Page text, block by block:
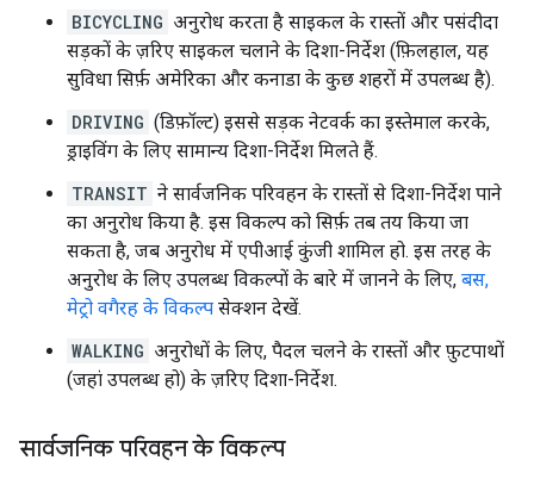
BICYCLING अनुरोध करता है साइकल के रास्तों और पसंदीदा
सड़कों के ज़रिए साइकल चलाने के दिशा-निर्देश (फ़िलहाल, यह
सुविधा सिर्फ़ अमेरिका और कनाडा के कुछ शहरों में उपलब्ध है).
DRIVING (डिफ़ॉल्ट) इससे सड़क नेटवर्क का इस्तेमाल करके,
ड्राइविंग के लिए सामान्य दिशा-निर्देश मिलते हैं.
TRANSIT ने सार्वजनिक परिवहन के रास्तों से दिशा-निर्देश पाने
का अनुरोध किया है. इस विकल्प को सिर्फ़ तब तय किया जा
सकता है, जब अनुरोध में एपीआई कुंजी शामिल हो. इस तरह के
अनुरोध के लिए उपलब्ध विकल्पों के बारे में जानने के लिए, बस,
मेट्रो वगैरह के विकल्प सेक्शन देखें.
WALKING अनुरोधों के लिए, पैदल चलने के रास्तों और फ़ुटपाथों
(जहां उपलब्ध हो) के ज़रिए दिशा-निर्देश.
सार्वजनिक परिवहन के विकल्प